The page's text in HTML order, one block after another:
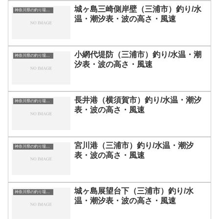
神奈川県の釣り場一覧
城ヶ島三崎側岸壁（三浦市）釣り/水
温・潮汐表・波の高さ・風速
神奈川県の釣り場一覧
小網代堤防（三浦市）釣り/水温・潮
汐表・波の高さ・風速
神奈川県の釣り場一覧
長井港（横須賀市）釣り/水温・潮汐
表・波の高さ・風速
神奈川県の釣り場一覧
宮川港（三浦市）釣り/水温・潮汐
表・波の高さ・風速
神奈川県の釣り場一覧
城ヶ島展望台下（三浦市）釣り/水
温・潮汐表・波の高さ・風速